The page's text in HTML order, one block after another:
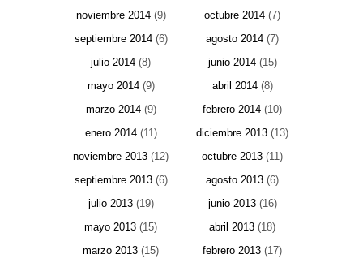
noviembre 2014(9) octubre 2014 (7)
septiembre 2014(6) agosto 2014 (7)
julio 2014 (8) junio 2014(15)
mayo 2014(9) abril 2014(8)
marzo 2014(9) febrero 2014 (10)
enero 2014(11) diciembre 2013 (13)
noviembre 2013 (12) octubre 2013 (11)
septiembre 2013(6) agosto 2013 (6)
julio 2013(19) junio 2013(16)
mayo 2013 (15) abril 2013 (18)
marzo 2013 (15) febrero 2013 (17)